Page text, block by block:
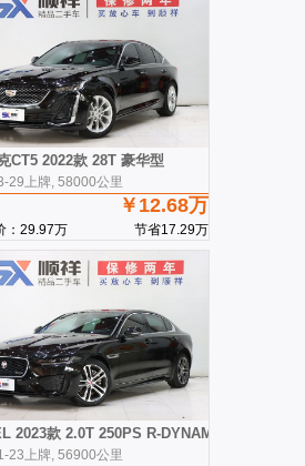
CT5 2022款 28T 豪华型
29上牌, 58000公里
￥12.68万
：29.97万 节省17.29万
2023款 2.0T 250PS R-DYNAMIC S进取运动
23上牌, 56900公里